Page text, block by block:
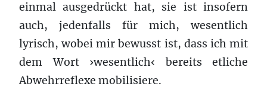
einmal ausgedrückt hat, sie ist insofern
auch, jedenfalls für mich, wesentlich
lyrisch, wobei mir bewusst ist, dass ich mit
dem Wort ›wesentlich‹ bereits etliche
Abwehrreflexe mobilisiere.